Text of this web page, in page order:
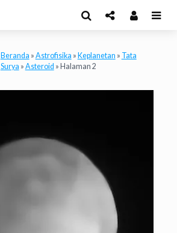
Beranda » Astrofisika » Keplanetan » Tata
Surya » Asteroid » Halaman 2